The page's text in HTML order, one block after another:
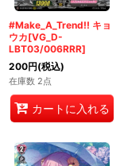
#Make_A_Trend!! キョ
ウカ[VG_D-
LBT03/006RRR]
200円(税込)
在庫数 2点
カートに入れる